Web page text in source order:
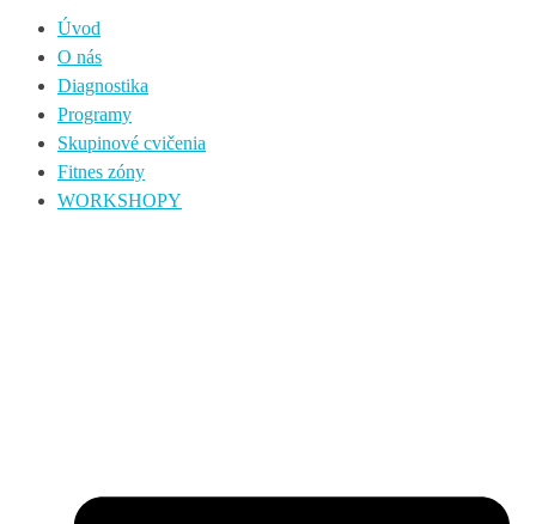
Úvod
O nás
Diagnostika
Programy
Skupinové cvičenia
Fitnes zóny
WORKSHOPY